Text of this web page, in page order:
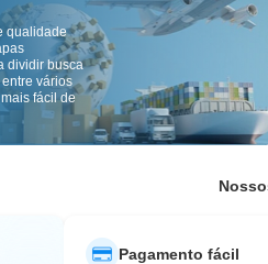
qualidade
dividir busca
vários
fácil de
Pagamento fácil